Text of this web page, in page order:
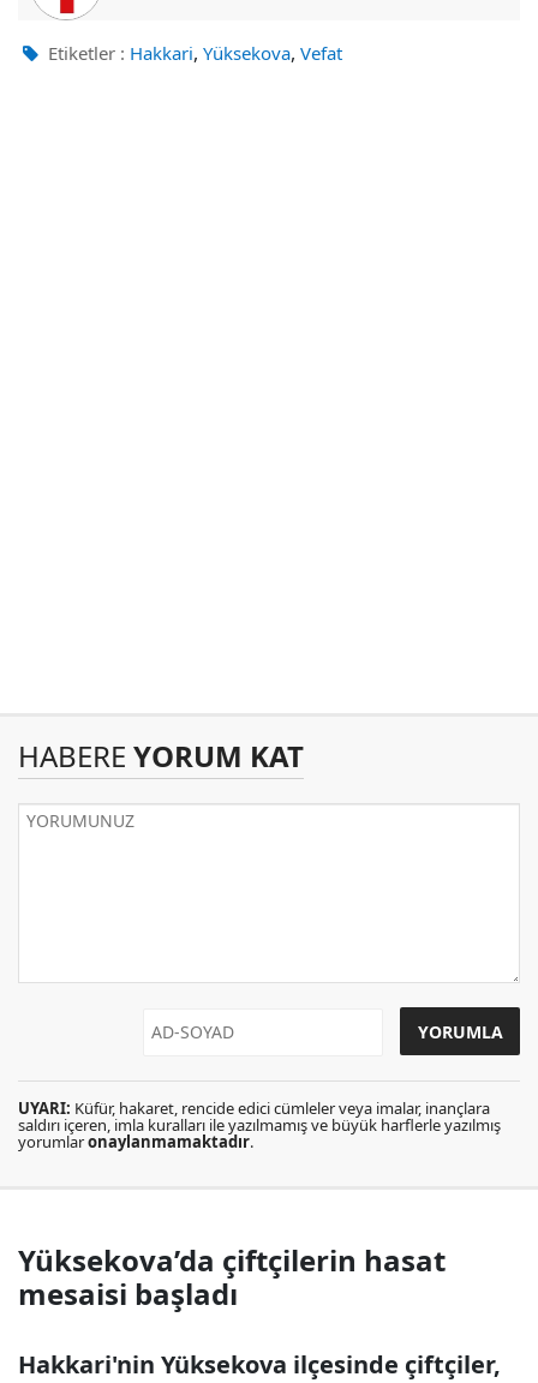
Etiketler : Hakkari, Yüksekova, Vefat
HABERE YORUM KAT
UYARI: Küfür, hakaret, rencide edici cümleler veya imalar, inançlara
saldırı içeren, imla kuralları ile yazılmamış ve büyük harflerle yazılmış
yorumlaronaylanmamaktadır.
Yüksekova’da çiftçilerin hasat
mesaisi başladı
Hakkari'nin Yüksekova ilçesinde çiftçiler,